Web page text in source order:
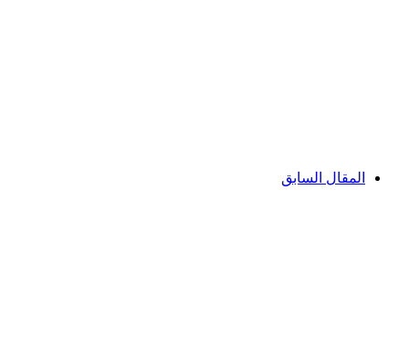
المقال السابق